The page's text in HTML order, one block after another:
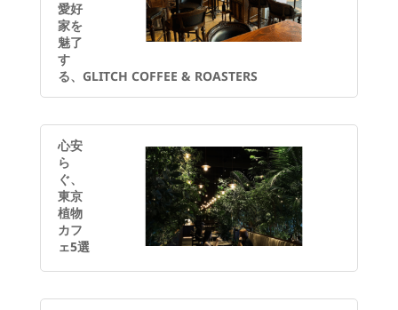
愛好
家を
魅了
す
る、GLITCH COFFEE & ROASTERS
心安
ら
ぐ、
東京
植物
カフ
ェ5選